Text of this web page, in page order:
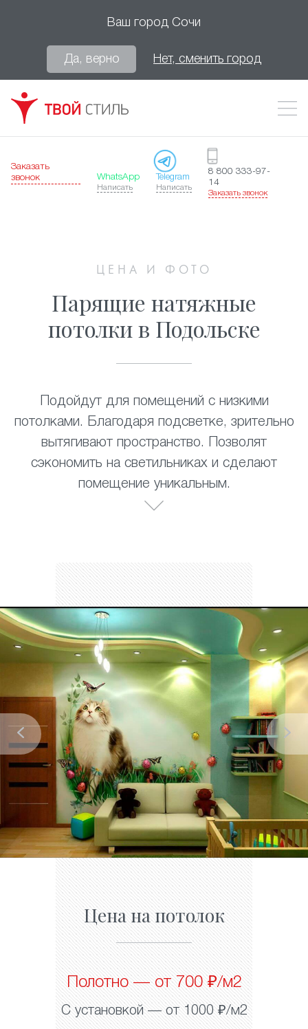
Ваш город Сочи
Да, верно Нет, сменить город
Заказать
звонок
WhatsApp
Написать
Telegram
Написать
8 800 333-97-
14
Заказать звонок
ЦЕНА И ФОТО
Парящие натяжные
потолки в Подольске
Подойдут для помещений с низкими
потолками. Благодаря подсветке, зрительно
вытягивают пространство. Позволят
сэкономить на светильниках и сделают
помещение уникальным.
Цена на потолок
Полотно — от 700 ₽/м2
С установкой — от 1000 ₽/м2